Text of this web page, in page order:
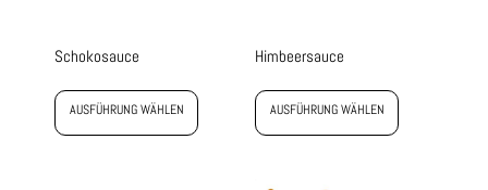
Schokosauce
AUSFÜHRUNG WÄHLEN
Himbeersauce
AUSFÜHRUNG WÄHLEN